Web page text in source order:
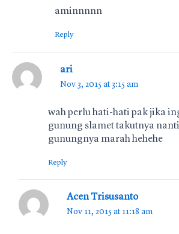
aminnnnn
Reply
ari
Nov 3, 2015 at 3:15 am
wah perlu hati-hati pak jika
gunung slamet takutnya
gunungnya marah hehehe
Reply
Acen Trisusanto
Nov 11, 2015 at 11:18 am